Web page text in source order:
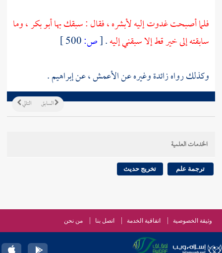
فلما أصبحت غدوت إليه لأبشره ، فقال : سبقك بهاأبو بكر، وما
سابقته إلى خير قط إلا سبقني إليه.
[ص:
وكذلك رواهزائدةوغيره عنالأعمش، عنإبراهيم.
التالي السابق
الخدمات العلمية
ترجمة علم تخريج حديث
وثيقة الخصوصية اتفاقية الخدمة اتصل بنا من نحن